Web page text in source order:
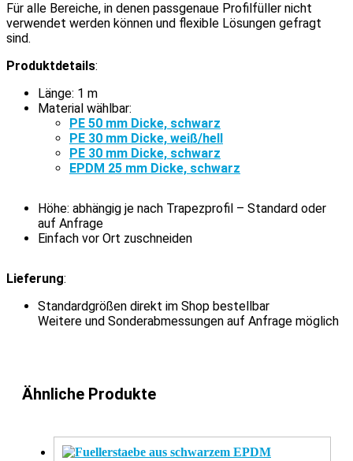
Für alle Bereiche, in denen passgenaue Profilfüller nicht
verwendet werden können und flexible Lösungen gefragt
sind.
Produktdetails:
Länge: 1 m
Material wählbar:
PE 50 mm Dicke, schwarz
PE 30 mm Dicke, weiß/hell
PE 30 mm Dicke, schwarz
EPDM 25 mm Dicke, schwarz
Höhe: abhängig je nach Trapezprofil – Standard oder
auf Anfrage
Einfach vor Ort zuschneiden
Lieferung:
Standardgrößen direkt im Shop bestellbar
Weitere und Sonderabmessungen auf Anfrage möglich
Ähnliche Produkte